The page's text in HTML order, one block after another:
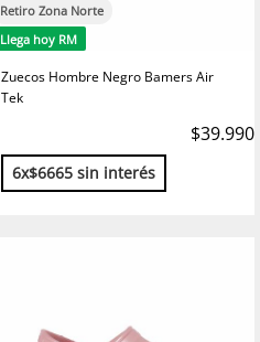
Retiro Zona Norte
Llega hoy RM
Zuecos Hombre Negro Bamers Air
Tek
$39.990
6x$6665 sin interés